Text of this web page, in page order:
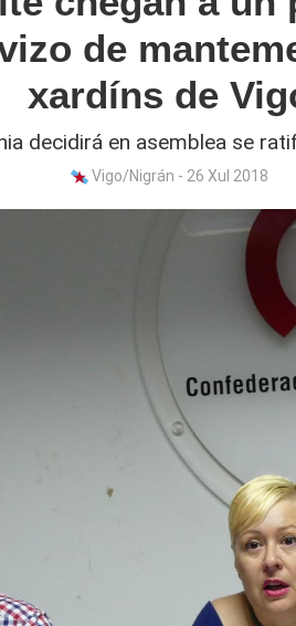
de
xardíns de
decidirá en asemblea se
Vigo/Nigrán - 26 Xul 2018